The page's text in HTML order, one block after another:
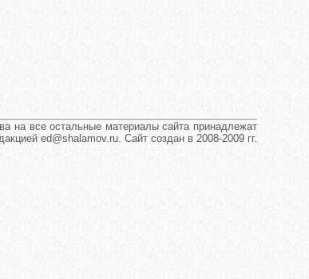
на все остальные материалы сайта принадлежат
ed@shalamov.ru. Сайт создан в 2008-2009 гг.